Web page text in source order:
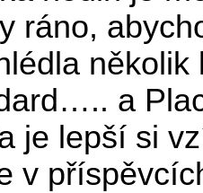
ráno,
a
je lepší si
v